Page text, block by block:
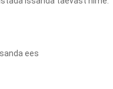
ees